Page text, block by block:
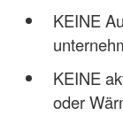
KEINE
KEINE
oder